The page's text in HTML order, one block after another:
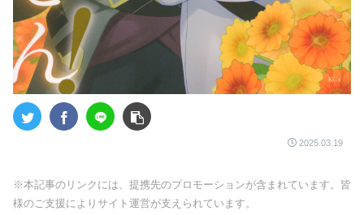
2025.03.19
※本記事のリンクには、提携先のプロモーションが含まれています。皆
様のご支援によりサイト運営が支えられています。